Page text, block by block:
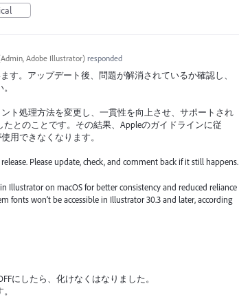
Admin, Adobe Illustrator)responded
す。アップデート後、問題が解消されているか確認し、
ト処理方法を変更し、一貫性を向上させ、サポートされ
とのことです。その結果、Appleのガイドラインに従
用できなくなります。
Please update, check, and comment back if it still happens.
Illustrator on macOS for better consistency and reduced reliance
fonts won’t be accessible in Illustrator 30.3 and later, according
にしたら、化けなくはなりました。